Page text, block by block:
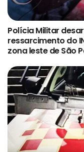
Polícia Militar
ressarcimento do
zona leste de São